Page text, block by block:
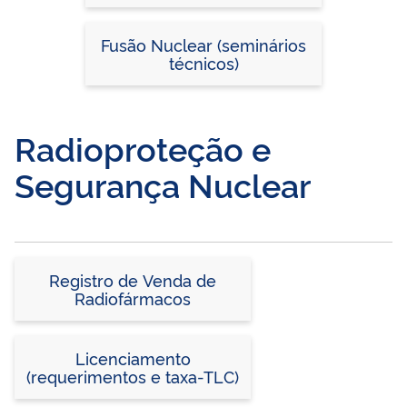
Fusão Nuclear (seminários
técnicos)
Radioproteção e
Segurança Nuclear
Registro de Venda de
Radiofármacos
Licenciamento
(requerimentos e taxa-TLC)